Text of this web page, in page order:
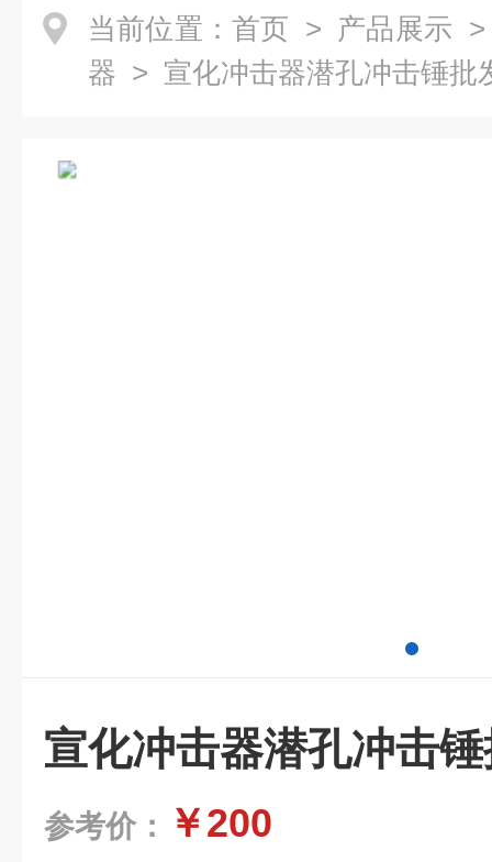
当前位置： 首页 > 产品展示
器 > 宣化冲击器潜孔冲击锤批
宣化冲击器潜孔冲击
参考价： ￥200